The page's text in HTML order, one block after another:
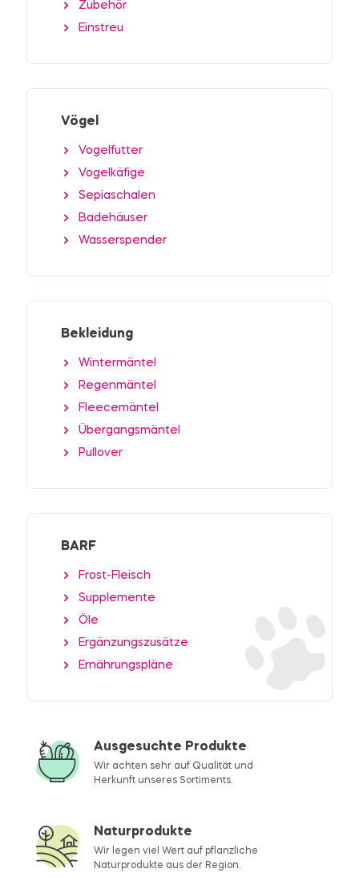
Zubehör
Einstreu
Vögel
Vogelfutter
Vogelkäfige
Sepiaschalen
Badehäuser
Wasserspender
Bekleidung
Wintermäntel
Regenmäntel
Fleecemäntel
Übergangsmäntel
Pullover
BARF
Frost-Fleisch
Supplemente
Öle
Ergänzungszusätze
Ernährungspläne
Ausgesuchte Produkte
Wir achten sehr auf Qualität und
Herkunft unseres Sortiments.
Naturprodukte
Wir legen viel Wert auf pflanzliche
Naturprodukte aus der Region.